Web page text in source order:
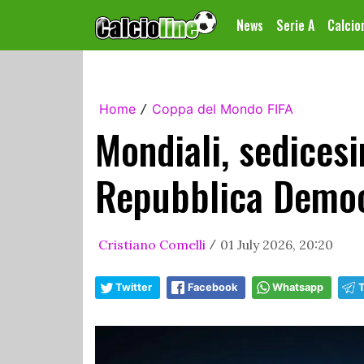
News Serie A
Home / Coppa del Mondo FIFA
Mondiali,
Repubblica
Cristiano Comelli / 01 July 2026, 20:20
Twitter Facebook Whatsapp